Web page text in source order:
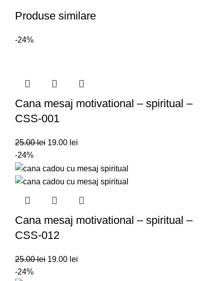
Produse similare
-24%
Cana mesaj motivational – spiritual –
CSS-001
25.00lei 19.00 lei
-24%
Cana mesaj motivational – spiritual –
CSS-012
25.00lei 19.00 lei
-24%